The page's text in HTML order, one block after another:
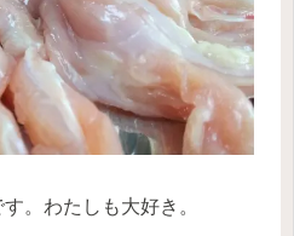
。わたしも大好き。